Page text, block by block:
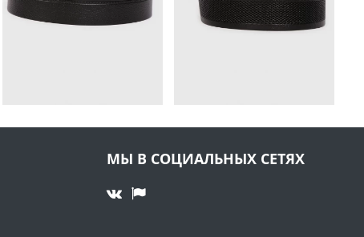
МЫ В СОЦИАЛЬНЫХ СЕТЯХ